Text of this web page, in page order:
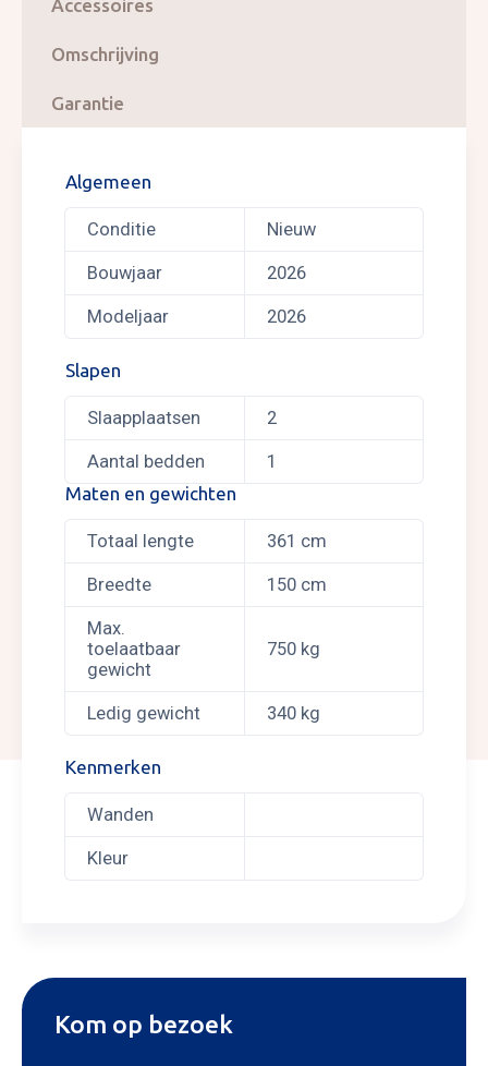
Accessoires
Omschrijving
Garantie
Algemeen
Conditie Nieuw
Bouwjaar 2026
Modeljaar 2026
Slapen
Slaapplaatsen 2
Aantal bedden
1
Maten en gewichten
Totaal lengte 361 cm
Breedte 150 cm
Max.
toelaatbaar
gewicht
750 kg
Ledig gewicht 340 kg
Kenmerken
Wanden
Kleur
Kom op bezoek